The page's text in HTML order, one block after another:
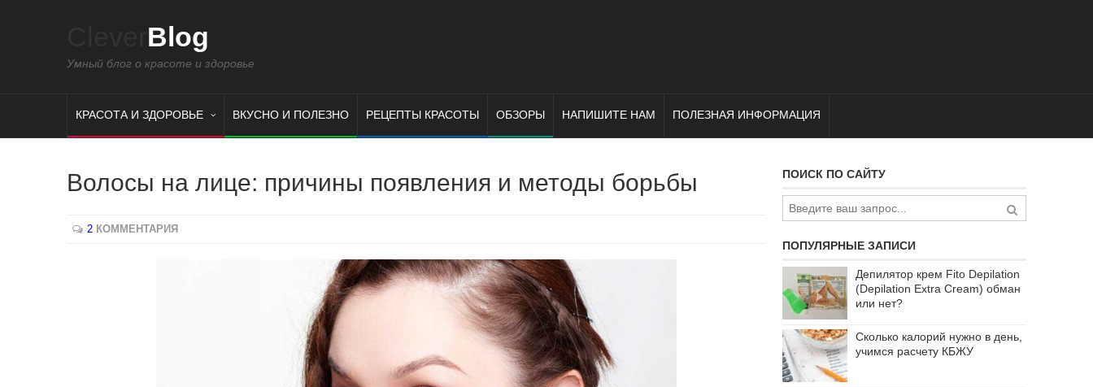
Blog
Умный блог о красоте и здоровье
КРАСОТА И ЗДОРОВЬЕ ВКУСНО И ПОЛЕЗНО РЕЦЕПТЫ КРАСОТЫ ОБЗОРЫ НАПИШИТЕ НАМ ПОЛЕЗНАЯ ИНФОРМАЦИЯ
Волосы на лице: причины появления и методы борьбы
2 КОММЕНТАРИЯ
ПОИСК ПО САЙТУ
ПОПУЛЯРНЫЕ ЗАПИСИ
Депилятор крем Fito Depilation
(Depilation Extra Cream) обман
или нет?
Сколько калорий нужно в день,
учимся расчету КБЖУ